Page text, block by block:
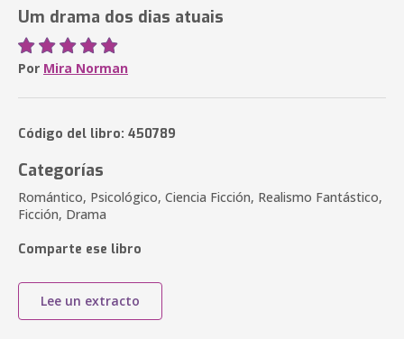
Um drama dos dias atuais
Por Mira Norman
Código del libro: 450789
Categorías
Romántico, Psicológico, Ciencia Ficción, Realismo Fantástico,
Ficción, Drama
Comparte ese libro
Lee un extracto